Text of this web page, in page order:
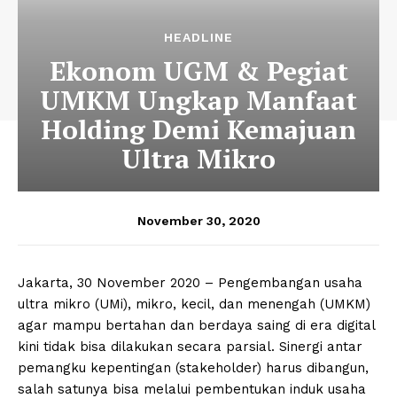
HEADLINE
Ekonom UGM & Pegiat
UMKM Ungkap Manfaat
Holding Demi Kemajuan
Ultra Mikro
November 30, 2020
Jakarta, 30 November 2020 – Pengembangan usaha
ultra mikro (UMi), mikro, kecil, dan menengah (UMKM)
agar mampu bertahan dan berdaya saing di era digital
kini tidak bisa dilakukan secara parsial. Sinergi antar
pemangku kepentingan (stakeholder) harus dibangun,
salah satunya bisa melalui pembentukan induk usaha